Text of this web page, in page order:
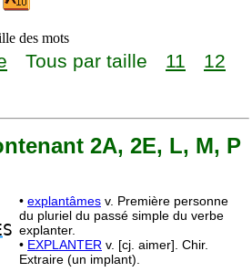
des mots
Tous par taille 11
12
2A, 2E, L, M, P
S
• explantâmes v. Première personne
du pluriel du passé simple du verbe
explanter.
• EXPLANTER v. [cj. aimer]. Chir.
Extraire (un implant).